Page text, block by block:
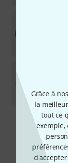
Grâce à
la
tout ce
exemple,
Les